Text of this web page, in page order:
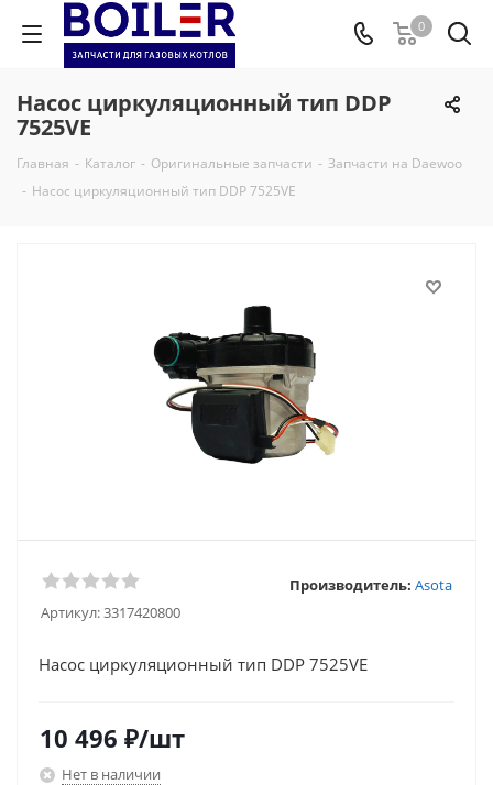
0
Насос циркуляционный тип DDP
7525VE
Главная - Каталог - Оригинальные запчасти - Запчасти на Daewoo
- Насос циркуляционный тип DDP 7525VE
Артикул:3317420800
Производитель: Asota
Насос циркуляционный тип DDP 7525VE
10 496 ₽/шт
Нет в наличии